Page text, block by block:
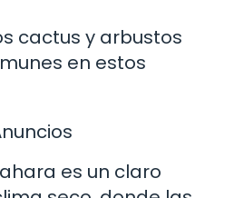
cactus y arbustos
en estos
es un claro